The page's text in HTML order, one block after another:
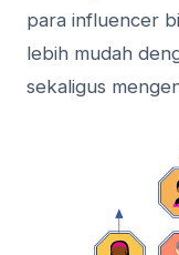
para influencer
lebih mudah
sekaligus